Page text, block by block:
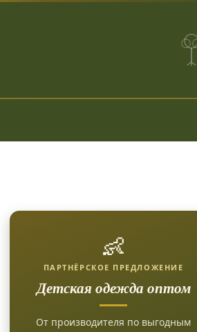
👶
ПАРТНЁРСКОЕ ПРЕДЛОЖЕНИЕ
Детская одежда оптом
От производителя по выгодным